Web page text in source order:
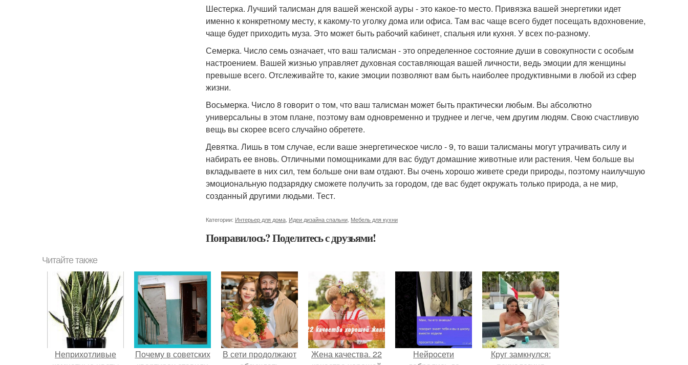
Шестерка. Лучший талисман для вашей женской ауры - это какое-то место. Привязка вашей энергетики идет
именно к конкретному месту, к какому-то уголку дома или офиса. Там вас чаще всего будет посещать вдохновение,
чаще будет приходить муза. Это может быть рабочий кабинет, спальня или кухня. У всех по-разному.
Семерка. Число семь означает, что ваш талисман - это определенное состояние души в совокупности с особым
настроением. Вашей жизнью управляет духовная составляющая вашей личности, ведь эмоции для женщины
превыше всего. Отслеживайте то, какие эмоции позволяют вам быть наиболее продуктивными в любой из сфер
жизни.
Восьмерка. Число 8 говорит о том, что ваш талисман может быть практически любым. Вы абсолютно
универсальны в этом плане, поэтому вам одновременно и труднее и легче, чем другим людям. Свою счастливую
вещь вы скорее всего случайно обретете.
Девятка. Лишь в том случае, если ваше энергетическое число - 9, то ваши талисманы могут утрачивать силу и
набирать ее вновь. Отличными помощниками для вас будут домашние животные или растения. Чем больше вы
вкладываете в них сил, тем больше они вам отдают. Вы очень хорошо живете среди природы, поэтому наилучшую
эмоциональную подзарядку сможете получить за городом, где вас будет окружать только природа, а не мир,
созданный другими людьми. Тест.
Категории: Интерьер для дома Идеи дизайна спальни Мебель для кухни
Понравилось? Поделитесь с друзьями!
Читайте также
Неприхотливые
Почему в советских
В сети продолжают
Жена качества. 22
Нейросети
Круг замкнулся: